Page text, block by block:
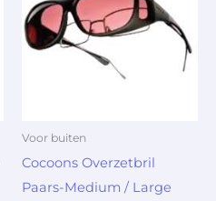
Voor buiten
Cocoons Overzetbril
Paars-Medium / Large